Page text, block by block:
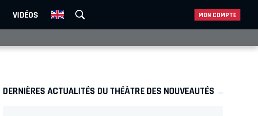
VIDÉOS MON COMPTE
DERNIÈRES ACTUALITÉS DU THÉÂTRE DES NOUVEAUTÉS